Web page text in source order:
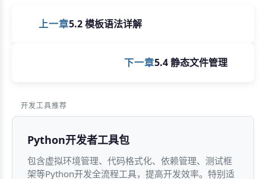
上一章5.2 模板语法详解
下一章5.4 静态文件管理
开发工具推荐
Python开发者工具包
包含虚拟环境管理、代码格式化、依赖管理、测试框
架等Python开发全流程工具，提高开发效率。特别适